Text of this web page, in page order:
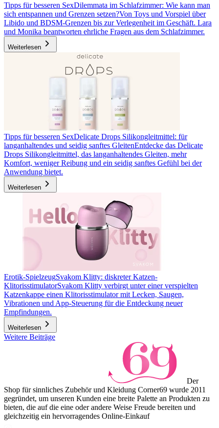
Tipps für besseren SexDilemmata im Schlafzimmer: Wie kann man
sich entspannen und Grenzen setzen?Von Toys und Vorspiel über
Libido und BDSM-Grenzen bis zur Verlegenheit im Geschäft. Lara
und Monika beantworten ehrliche Fragen aus dem Schlafzimmer.
Weiterlesen
Tipps für besseren SexDelicate Drops Silikongleitmittel: für
langanhaltendes und seidig sanftes GleitenEntdecke das Delicate
Drops Silikongleitmittel, das langanhaltendes Gleiten, mehr
Komfort, weniger Reibung und ein seidig sanftes Gefühl bei der
Anwendung bietet.
Weiterlesen
Erotik-SpielzeugSvakom Klitty: diskreter Katzen-
KlitorisstimulatorSvakom Klitty verbirgt unter einer verspielten
Katzenkappe einen Klitorisstimulator mit Lecken, Saugen,
Vibrationen und App-Steuerung für die Entdeckung neuer
Empfindungen.
Weiterlesen
Weitere Beiträge
Der
Shop für sinnliches Zubehör und Kleidung Corner69 wurde 2011
gegründet, um unseren Kunden eine breite Palette an Produkten zu
bieten, die auf die eine oder andere Weise Freude bereiten und
gleichzeitig ein hervorragendes Online-Einkauf